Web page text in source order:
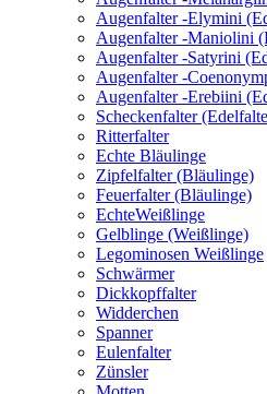
Augenfalter -Elymini
Augenfalter -Maniolini
Augenfalter -Satyrini
Augenfalter -
Augenfalter -Erebiini
Scheckenfalter
Ritterfalter
Echte Bläulinge
Zipfelfalter (Bläulinge)
Feuerfalter (Bläulinge)
EchteWeißlinge
Gelblinge (Weißlinge)
Legominosen Weißlinge
Schwärmer
Dickkopffalter
Widderchen
Spanner
Eulenfalter
Zünsler